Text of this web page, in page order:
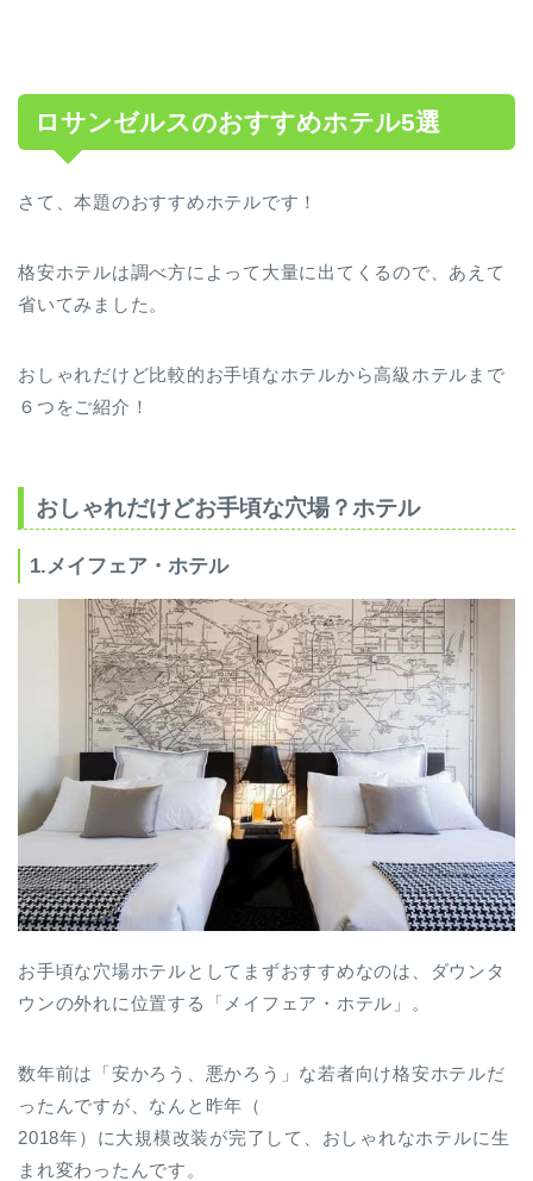
ロサンゼルスのおすすめホテル5選
さて、本題のおすすめホテルです！
格安ホテルは調べ方によって大量に出てくるので、あえて
省いてみました。
おしゃれだけど比較的お手頃なホテルから高級ホテルまで
６つをご紹介！
おしゃれだけどお手頃な穴場？ホテル
1.メイフェア・ホテル
お手頃な穴場ホテルとしてまずおすすめなのは、ダウンタ
ウンの外れに位置する「メイフェア・ホテル」。
数年前は「安かろう、悪かろう」な若者向け格安ホテルだ
ったんですが、なんと昨年（
2018年）に大規模改装が完了して、おしゃれなホテルに生
まれ変わったんです。